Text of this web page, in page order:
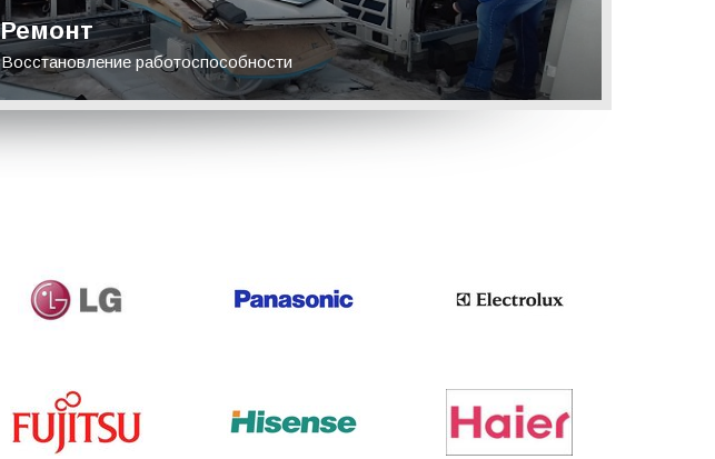
Ремонт
Восстановление работоспособности